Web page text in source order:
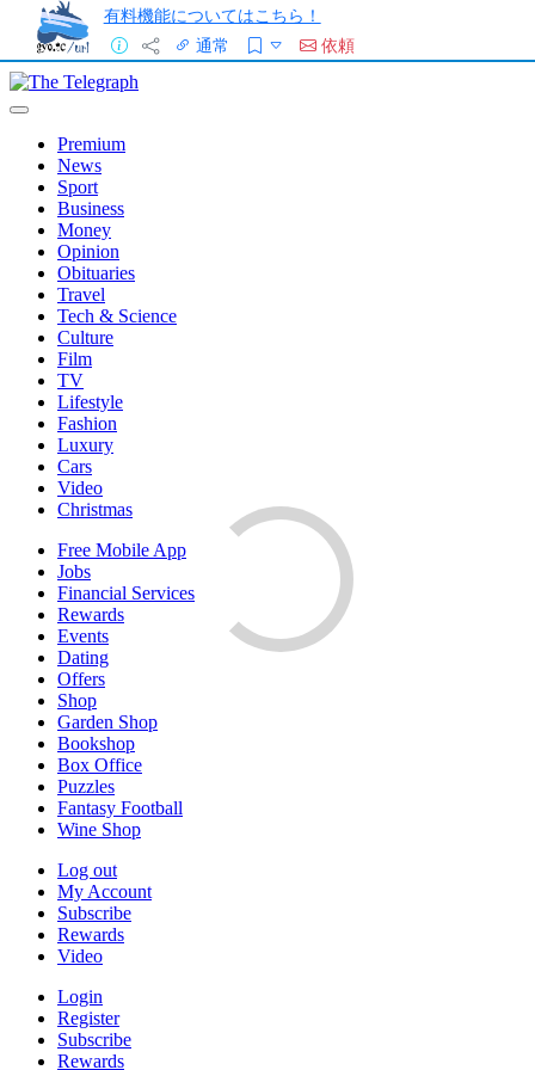
有料機能についてはこちら！
通常
依頼